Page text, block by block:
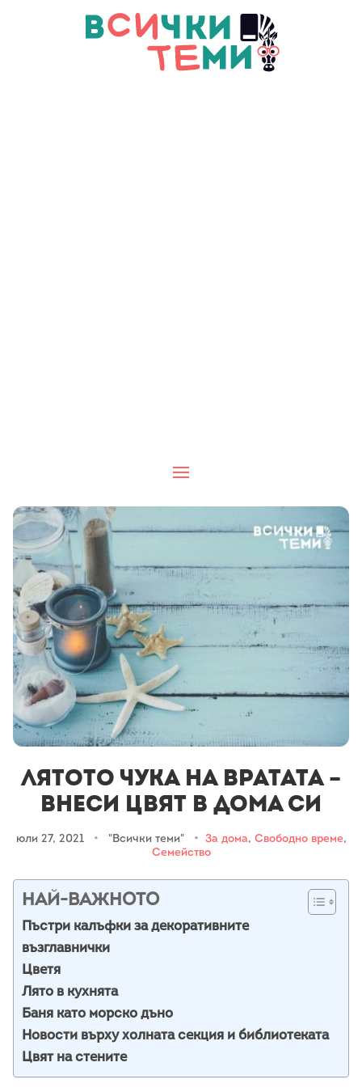
Лятото чука на вратата –
внеси цвят в дома си
юли 27, 2021 • "Всички теми" • За дома, Свободно време,
Семейство
НАЙ-ВАЖНОТО
Пъстри калъфки за декоративните
възглавнички
Цветя
Лято в кухнята
Баня като морско дъно
Новости върху холната секция и библиотеката
Цвят на стените